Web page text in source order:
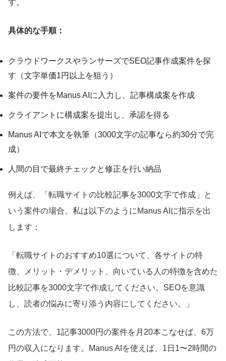
す。
具体的な手順：
クラウドワークスやランサーズでSEO記事作成案件を探
す（文字単価1円以上を狙う）
案件の要件をManus AIに入力し、記事構成案を作成
クライアントに構成案を提出し、承認を得る
Manus AIで本文を執筆（3000文字の記事なら約30分で完
成）
人間の目で最終チェックと修正を行い納品
例えば、「転職サイトの比較記事を3000文字で作成」と
いう案件の場合、私は以下のようにManus AIに指示を出
します：
「転職サイトのおすすめ10選について、各サイトの特
徴、メリット・デメリット、向いている人の特徴を含めた
比較記事を3000文字で作成してください。SEOを意識
し、読者の悩みに寄り添う内容にしてください。」
この方法で、1記事3000円の案件を月20本こなせば、6万
円の収入になります。Manus AIを使えば、1日1〜2時間の